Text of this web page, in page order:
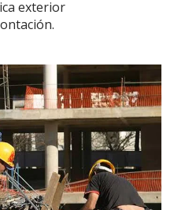
exterior